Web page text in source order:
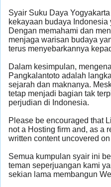
Syair Suku Daya
kekayaan budaya
Dengan memahami dan
menjaga warisan budaya
terus menyebarkannya
Dalam kesimpulan,
Pangkalantoto adalah
sejarah dan maknanya.
tetap menjadi bagian tak
perjudian di Indonesia.
Please be encouraged that
not a Hosting firm and, as a
written content uncovered
Semua kumpulan syair ini
teman seperjuangan kami
sekian lama membangun